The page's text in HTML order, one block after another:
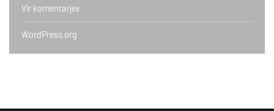
Vir komentarjev
WordPress.org